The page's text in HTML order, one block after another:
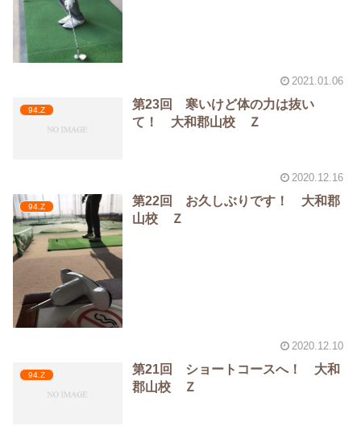
2021.01.06
94.Z
第23回 寒いけど体の力は抜い
て！ 大和郡山校 Ｚ
2020.12.16
94.Z
第22回 お久しぶりです！ 大和郡
山校 Ｚ
2020.12.10
94.Z
第21回 ショートコースへ！ 大和
郡山校 Ｚ